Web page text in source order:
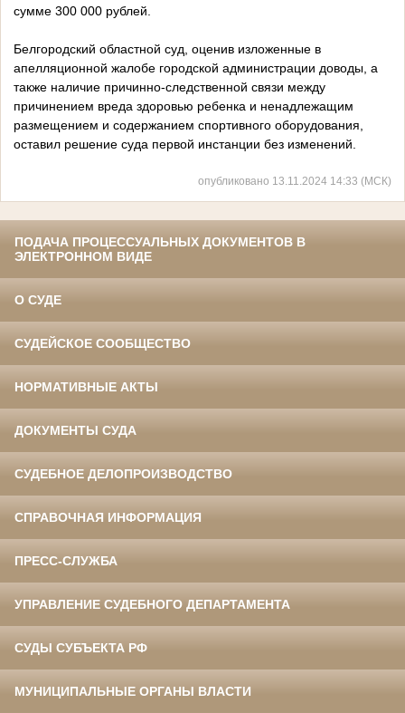
сумме 300 000 рублей.
Белгородский областной суд, оценив изложенные в
апелляционной жалобе городской администрации доводы, а
также наличие причинно-следственной связи между
причинением вреда здоровью ребенка и ненадлежащим
размещением и содержанием спортивного оборудования,
оставил решение суда первой инстанции без изменений.
опубликовано 13.11.2024 14:33 (МСК)
ПОДАЧА ПРОЦЕССУАЛЬНЫХ ДОКУМЕНТОВ В
ЭЛЕКТРОННОМ ВИДЕ
О СУДЕ
СУДЕЙСКОЕ СООБЩЕСТВО
НОРМАТИВНЫЕ АКТЫ
ДОКУМЕНТЫ СУДА
СУДЕБНОЕ ДЕЛОПРОИЗВОДСТВО
СПРАВОЧНАЯ ИНФОРМАЦИЯ
ПРЕСС-СЛУЖБА
УПРАВЛЕНИЕ СУДЕБНОГО ДЕПАРТАМЕНТА
СУДЫ СУБЪЕКТА РФ
МУНИЦИПАЛЬНЫЕ ОРГАНЫ ВЛАСТИ